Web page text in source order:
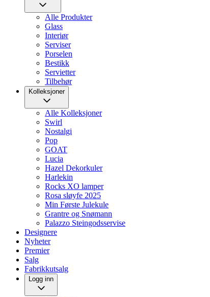
Alle Produkter
Glass
Interiør
Serviser
Porselen
Bestikk
Servietter
Tilbehør
Kolleksjoner
Alle Kolleksjoner
Swirl
Nostalgi
Pop
GOAT
Lucia
Hazel Dekorkuler
Harlekin
Rocks XO lamper
Rosa sløyfe 2025
Min Første Julekule
Grantre og Snømann
Palazzo Steingodsservise
Designere
Nyheter
Premier
Salg
Fabrikkutsalg
Logg inn